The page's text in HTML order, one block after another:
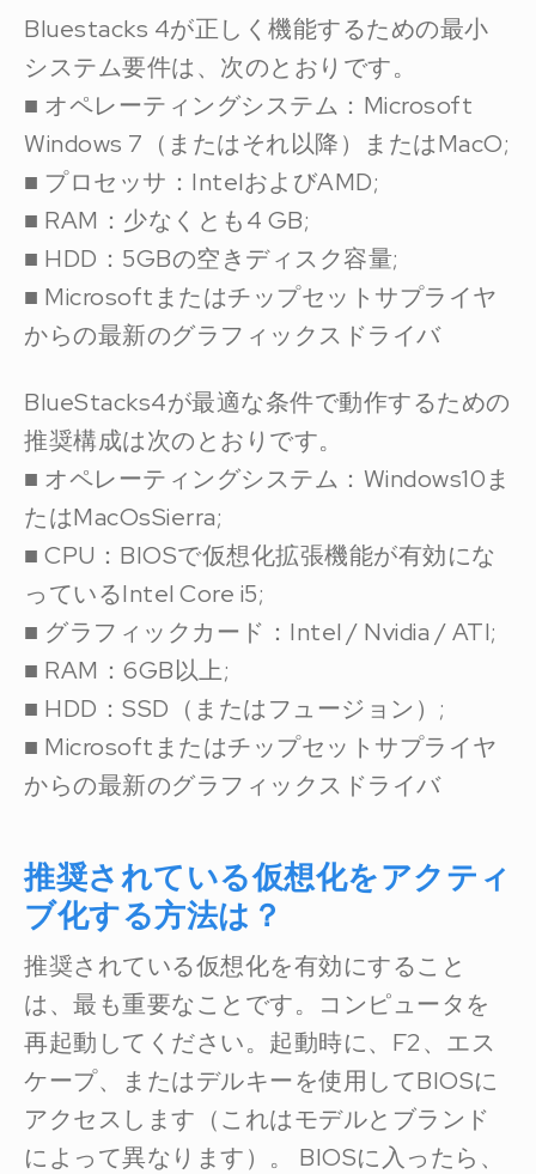
Bluestacks 4が正しく機能するための最小
システム要件は、次のとおりです。
■ オペレーティングシステム：Microsoft
Windows 7（またはそれ以降）またはMacO;
■ プロセッサ：IntelおよびAMD;
■ RAM：少なくとも4 GB;
■ HDD：5GBの空きディスク容量;
■ Microsoftまたはチップセットサプライヤ
からの最新のグラフィックスドライバ
BlueStacks4が最適な条件で動作するための
推奨構成は次のとおりです。
■ オペレーティングシステム：Windows10ま
たはMacOsSierra;
■ CPU：BIOSで仮想化拡張機能が有効にな
っているIntel Core i5;
■ グラフィックカード：Intel / Nvidia / ATI;
■ RAM：6GB以上;
■ HDD：SSD（またはフュージョン）;
■ Microsoftまたはチップセットサプライヤ
からの最新のグラフィックスドライバ
推奨されている仮想化をアクティ
ブ化する方法は？
推奨されている仮想化を有効にすること
は、最も重要なことです。コンピュータを
再起動してください。起動時に、F2、エス
ケープ、またはデルキーを使用してBIOSに
アクセスします（これはモデルとブランド
によって異なります）。 BIOSに入ったら、